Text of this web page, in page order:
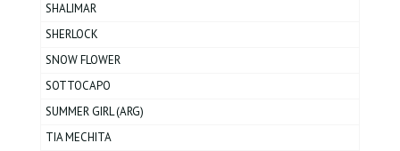
SHALIMAR
SHERLOCK
SNOW FLOWER
SOTTOCAPO
SUMMER GIRL (ARG)
TIA MECHITA